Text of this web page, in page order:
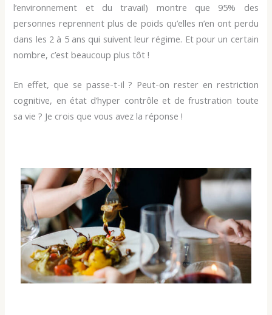
l’environnement et du travail) montre que 95% des
personnes reprennent plus de poids qu’elles n’en ont perdu
dans les 2 à 5 ans qui suivent leur régime. Et pour un certain
nombre, c’est beaucoup plus tôt !
En effet, que se passe-t-il ? Peut-on rester en restriction
cognitive, en état d’hyper contrôle et de frustration toute
sa vie ? Je crois que vous avez la réponse !